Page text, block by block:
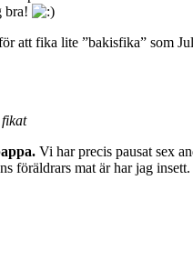
bra!
att fika lite ”bakisfika” som
Vi har precis pausat sex
föräldrars mat är har jag